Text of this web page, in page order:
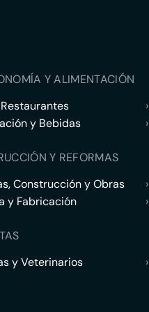
Y ALIMENTACIÓN
›
y Bebidas
›
Y REFORMAS
Construcción y Obras
›
y Fabricación
›
y Veterinarios
›